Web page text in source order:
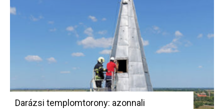
Darázsi templomtorony: azonnali